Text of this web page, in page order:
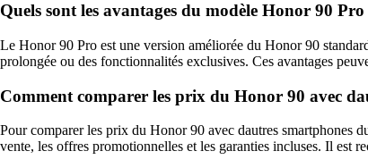
Quels sont les avantages du modèle Honor 90
Le Honor 90 Pro est une version améliorée du Honor 90
prolongée ou des fonctionnalités exclusives. Ces avantages
Comment comparer les prix du Honor 90 avec
Pour comparer les prix du Honor 90 avec dautres smartphones
vente, les offres promotionnelles et les garanties incluses. Il est